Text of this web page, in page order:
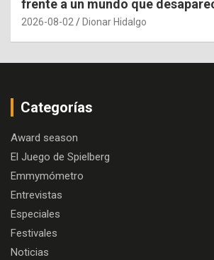
frente a un mundo que
2026-08-02 Dionar Hidalgo
Categorías
Award season
El Juego de Spielberg
Emmymómetro
Entrevistas
Especiales
Festivales
Noticias